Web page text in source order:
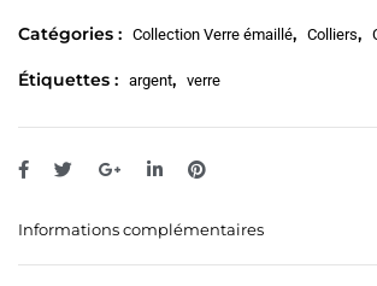
Catégories : Collection Verre émaillé, Colliers,
Étiquettes : argent, verre
Informations complémentaires